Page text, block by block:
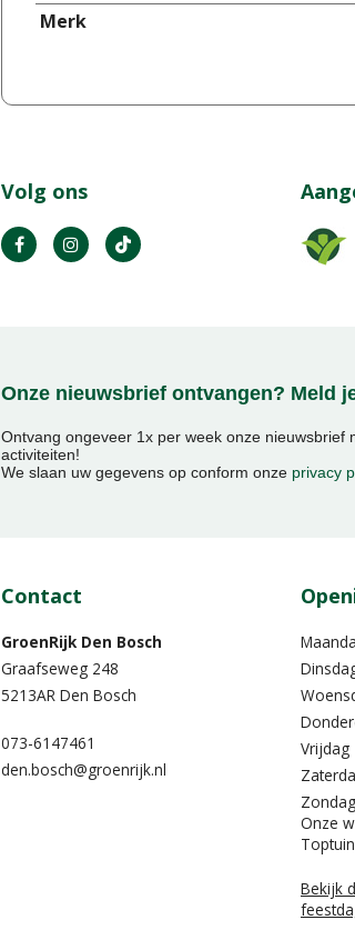
Merk
Volg ons
Onze nieuwsbrief ontvangen? Meld
Ontvang ongeveer 1x per week onze nieuwsbrief
activiteiten!
We slaan uw gegevens op conform onze privacy
Contact
GroenRijk Den Bosch
Graafseweg 248
5213AR Den Bosch
073-6147461
den.bosch@groenrijk.nl
Vrijdag
Zondag
Onze
Bekijk